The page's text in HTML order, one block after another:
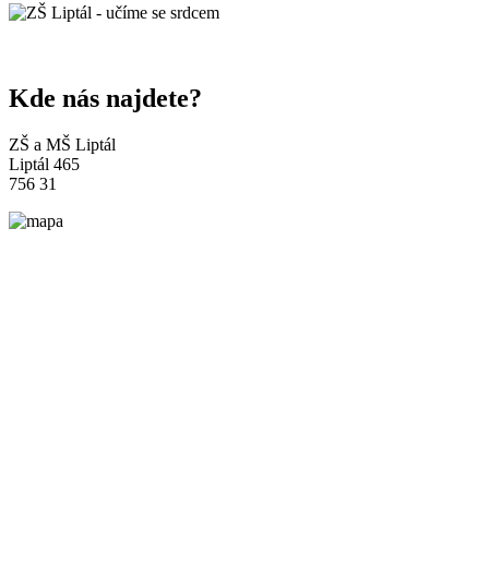
Kde nás najdete?
ZŠ a MŠ Liptál
Liptál 465
756 31